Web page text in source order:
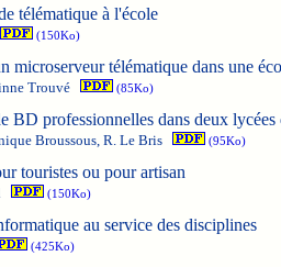
télématique à l'école
(150Ko)
microserveur télématique dans une
Trouvé (85Ko)
BD professionnelles dans deux lycées
Broussous, R. Le Bris (95Ko)
touristes ou pour artisan
(150Ko)
au service des disciplines
(425Ko)